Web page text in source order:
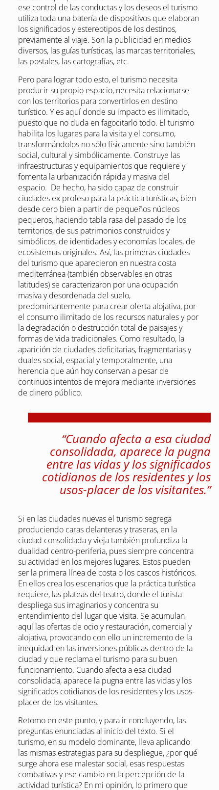
ese control de las conductas y los deseos el turismo
utiliza toda una batería de dispositivos que elaboran
los significados y estereotipos de los destinos,
previamente al viaje. Son la publicidad en medios
diversos, las guías turísticas, las marcas territoriales,
las postales, las cartografías, etc.
Pero para lograr todo esto, el turismo necesita
producir su propio espacio, necesita relacionarse
con los territorios para convertirlos en destino
turístico. Y es aquí donde su impacto es ilimitado,
puesto que no duda en fagocitarlo todo. El turismo
habilita los lugares para la visita y el consumo,
transformándolos no sólo físicamente sino también
social, cultural y simbólicamente. Construye las
infraestructuras y equipamientos que requiere y
fomenta la urbanización rápida y masiva del
espacio. De hecho, ha sido capaz de construir
ciudades ex profeso para la práctica turísticas, bien
desde cero bien a partir de pequeños núcleos
pequeros, haciendo tabla rasa del pasado de los
territorios, de sus patrimonios construidos y
simbólicos, de identidades y economías locales, de
ecosistemas originales. Así, las primeras ciudades
del turismo que aparecieron en nuestra costa
mediterránea (también observables en otras
latitudes) se caracterizaron por una ocupación
masiva y desordenada del suelo,
predominantemente para crear oferta alojativa, por
el consumo ilimitado de los recursos naturales y por
la degradación o destrucción total de paisajes y
formas de vida tradicionales. Como resultado, la
aparición de ciudades deficitarias, fragmentarias y
duales social, espacial y temporalmente, una
herencia que aún hoy conservan a pesar de
continuos intentos de mejora mediante inversiones
de dinero público.
“Cuando afecta a esa ciudad
consolidada, aparece la pugna
entre las vidas y los significados
cotidianos de los residentes y los
usos-placer de los visitantes.”
Si en las ciudades nuevas el turismo segrega
produciendo caras delanteras y traseras, en la
ciudad consolidada y vieja también profundiza la
dualidad centro-periferia, pues siempre concentra
su actividad en los mejores lugares. Estos pueden
ser la primera línea de costa o los cascos históricos.
En ellos crea los escenarios que la práctica turística
requiere, las plateas del teatro, donde el turista
despliega sus imaginarios y concentra su
entendimiento del lugar que visita. Se acumulan
aquí las ofertas de ocio y restauración, comercial y
alojativa, provocando con ello un incremento de la
inequidad en las inversiones públicas dentro de la
ciudad y que reclama el turismo para su buen
funcionamiento. Cuando afecta a esa ciudad
consolidada, aparece la pugna entre las vidas y los
significados cotidianos de los residentes y los usos-
placer de los visitantes.
Retomo en este punto, y para ir concluyendo, las
preguntas enunciadas al inicio del texto. Si el
turismo, en su modelo dominante, lleva aplicando
las mismas estrategias para su despliegue, ¿por qué
surge ahora ese malestar social, esas respuestas
combativas y ese cambio en la percepción de la
actividad turística? En mi opinión, lo primero que